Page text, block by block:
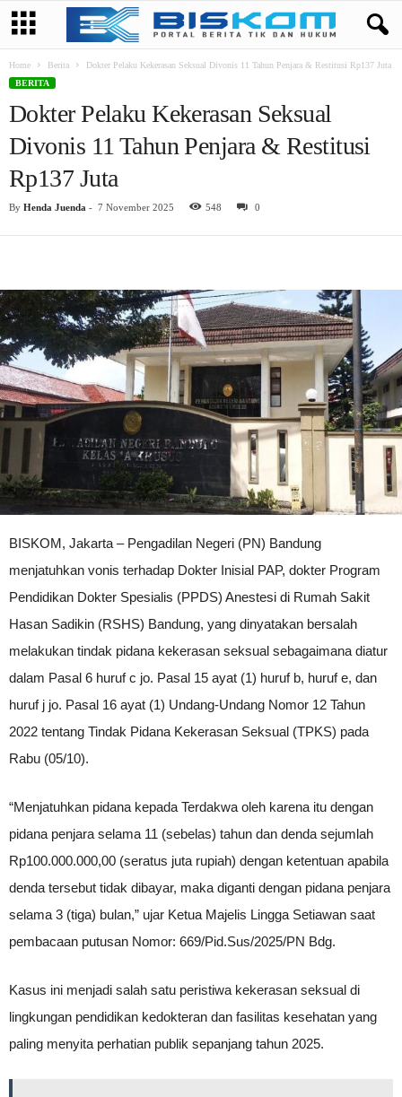
Home Berita
Dokter Pelaku Kekerasan Seksual Divonis 11 Tahun Penjara & Restitusi Rp137 Juta
BERITA
Dokter Pelaku Kekerasan Seksual
Divonis 11 Tahun Penjara & Restitusi
Rp137 Juta
By Henda Juenda - 7 November 2025 548 0
BISKOM, Jakarta – Pengadilan Negeri (PN) Bandung
menjatuhkan vonis terhadap Dokter Inisial PAP, dokter Program
Pendidikan Dokter Spesialis (PPDS) Anestesi di Rumah Sakit
Hasan Sadikin (RSHS) Bandung, yang dinyatakan bersalah
melakukan tindak pidana kekerasan seksual sebagaimana diatur
dalam Pasal 6 huruf c jo. Pasal 15 ayat (1) huruf b, huruf e, dan
huruf j jo. Pasal 16 ayat (1) Undang-Undang Nomor 12 Tahun
2022 tentang Tindak Pidana Kekerasan Seksual (TPKS) pada
Rabu (05/10).
“Menjatuhkan pidana kepada Terdakwa oleh karena itu dengan
pidana penjara selama 11 (sebelas) tahun dan denda sejumlah
Rp100.000.000,00 (seratus juta rupiah) dengan ketentuan apabila
denda tersebut tidak dibayar, maka diganti dengan pidana penjara
selama 3 (tiga) bulan,” ujar Ketua Majelis Lingga Setiawan saat
pembacaan putusan Nomor: 669/Pid.Sus/2025/PN Bdg.
Kasus ini menjadi salah satu peristiwa kekerasan seksual di
lingkungan pendidikan kedokteran dan fasilitas kesehatan yang
paling menyita perhatian publik sepanjang tahun 2025.